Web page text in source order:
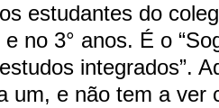
estudantes do
no 3° anos. É o
integrados”.
um, e não tem a ver